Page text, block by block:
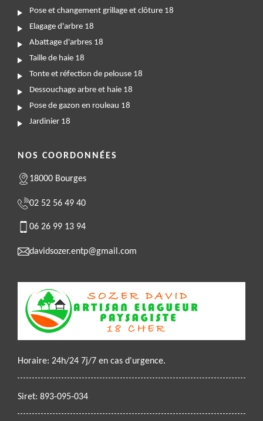
Pose et changement grillage et clôture 18
Elagage d'arbre 18
Abattage d'arbres 18
Taille de haie 18
Tonte et réfection de pelouse 18
Dessouchage arbre et haie 18
Pose de gazon en rouleau 18
Jardinier 18
NOS COORDONNÉES
18000 Bourges
02 52 56 49 40
06 26 99 13 94
davidsozer.entp@gmail.com
Horaire: 24h/24 7j/7 en cas d'urgence.
Siret: 893-095-034